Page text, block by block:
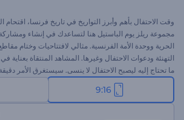
مجموعة ريلز يوم الباستيل هنا لتساعدك في إنشاء ومشاركة
الحرية ووحدة الأمة الفرنسية. مثالي لافتتاحيات وختام
التهنئة ودعوات الاحتفال وغيرها. المشاهد المنتقاة
ما تحتاج إليه ليصبح الاحتفال لا ينسى. سيستغرق الأمر
مقطع فيديو احترافي باستخدام هذا النموذج. لذا، يستحق
9:16